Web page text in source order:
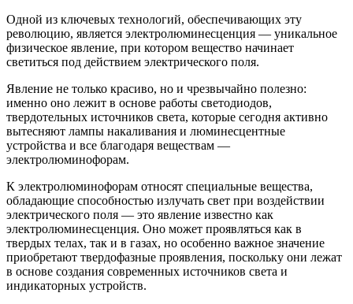
Одной из ключевых технологий, обеспечивающих эту
революцию, является электролюминесценция — уникальное
физическое явление, при котором вещество начинает
светиться под действием электрического поля.
Явление не только красиво, но и чрезвычайно полезно:
именно оно лежит в основе работы светодиодов,
твердотельных источников света, которые сегодня активно
вытесняют лампы накаливания и люминесцентные
устройства и все благодаря веществам —
электролюминофорам.
К электролюминофорам относят специальные вещества,
обладающие способностью излучать свет при воздействии
электрического поля — это явление известно как
электролюминесценция. Оно может проявляться как в
твердых телах, так и в газах, но особенно важное значение
приобретают твердофазные проявления, поскольку они лежат
в основе создания современных источников света и
индикаторных устройств.